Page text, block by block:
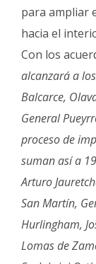
para ampliar
hacia el
Con los
alcanzará a
Balcarce,
General
proceso de
suman así a
Arturo
San Martín,
Hurlingham,
Lomas de